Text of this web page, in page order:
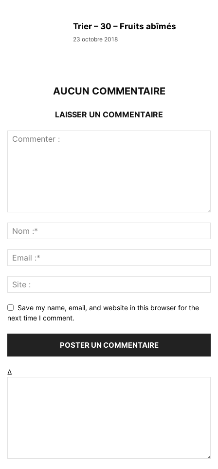
Trier – 30 – Fruits abîmés
23 octobre 2018
AUCUN COMMENTAIRE
LAISSER UN COMMENTAIRE
Save my name, email, and website in this browser for the
next time I comment.
Δ